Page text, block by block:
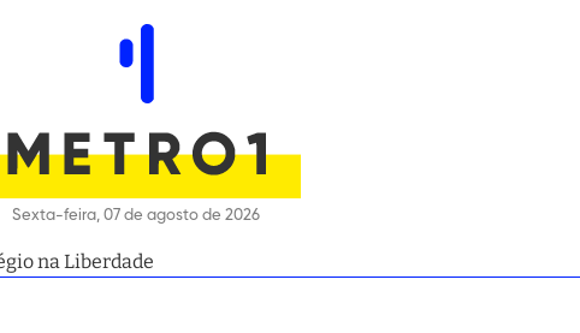
Sexta-feira, 07 de agosto de 2026
na Liberdade